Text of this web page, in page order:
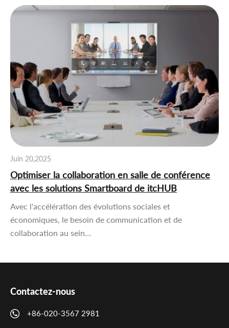
Juin 20,2025
Optimiser la collaboration en salle de conférence
avec les solutions Smartboard de itcHUB
Avec l'accélération des évolutions sociales et
économiques, le besoin de communication et de
collaboration au sein…
Contactez-nous
+86-020-3567 2981